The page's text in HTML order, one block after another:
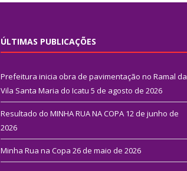
ÚLTIMAS PUBLICAÇÕES
Prefeitura inicia obra de pavimentação no Ramal da
Vila Santa Maria do Icatu 5 de agosto de 2026
Resultado do MINHA RUA NA COPA 12 de junho de
2026
Minha Rua na Copa 26 de maio de 2026